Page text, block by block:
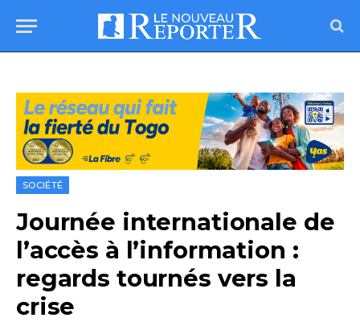
SOCIÉTÉ
Journée internationale de
l’accès à l’information :
regards tournés vers la
crise